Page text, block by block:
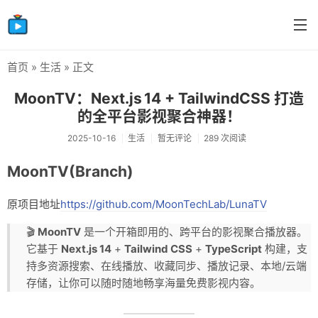
分类
生活
摸鱼
首页 » 生活 » 正文
MoonTV：Next.js 14 + TailwindCSS 打造
的全平台影视聚合神器！
2025-10-16 生活 暂无评论 289 次阅读
MoonTV(Branch)
原项目地址https://github.com/MoonTechLab/LunaTV
🎬 MoonTV是一个开箱即用的、跨平台的影视聚合播放器。
它基于 Next.js 14+ Tailwind CSS + TypeScript构建，支
持多资源搜索、在线播放、收藏同步、播放记录、本地/云端
存储，让你可以随时随地畅享海量免费影视内容。